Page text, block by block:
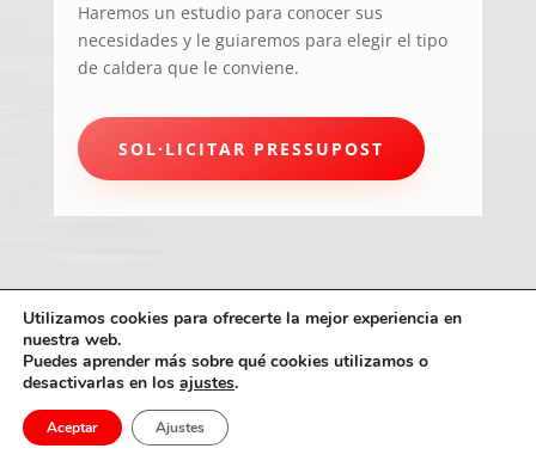
Haremos un estudio para conocer sus
necesidades y le guiaremos para elegir el tipo
de caldera que le conviene.
SOL·LICITAR PRESSUPOST
Climagas Costa Brava © 2026 |Avís legal|Política
de privacitat|Política de cookies
Utilizamos cookies para ofrecerte la mejor experiencia en
nuestra web.
Puedes aprender más sobre qué cookies utilizamos o
desactivarlas en los ajustes.
Aceptar Ajustes